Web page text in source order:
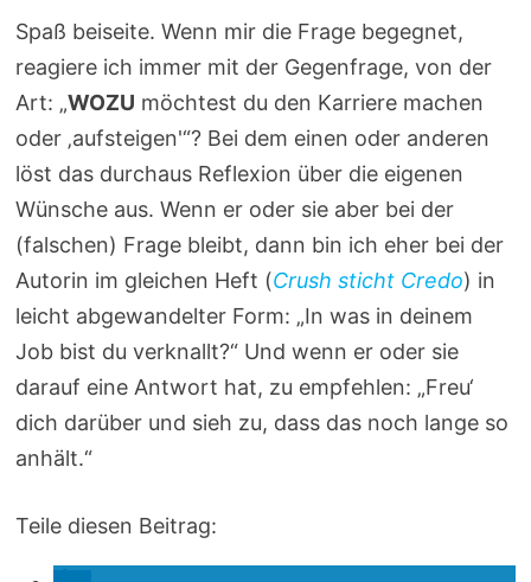
Spaß beiseite. Wenn mir die Frage begegnet,
reagiere ich immer mit der Gegenfrage, von der
Art: „WOZU möchtest du den Karriere machen
oder ‚aufsteigen'“? Bei dem einen oder anderen
löst das durchaus Reflexion über die eigenen
Wünsche aus. Wenn er oder sie aber bei der
(falschen) Frage bleibt, dann bin ich eher bei der
Autorin im gleichen Heft (Crush sticht Credo) in
leicht abgewandelter Form: „In was in deinem
Job bist du verknallt?“ Und wenn er oder sie
darauf eine Antwort hat, zu empfehlen: „Freu‘
dich darüber und sieh zu, dass das noch lange so
anhält.“
Teile diesen Beitrag: